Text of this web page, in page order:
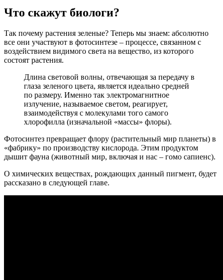
Что скажут биологи?
Так почему растения зеленые? Теперь мы знаем: абсолютно
все они участвуют в фотосинтезе – процессе, связанном с
воздействием видимого света на вещество, из которого
состоят растения.
Длина световой волны, отвечающая за передачу в
глаза зеленого цвета, является идеально средней
по размеру. Именно так электромагнитное
излучение, называемое светом, реагирует,
взаимодействуя с молекулами того самого
хлорофилла (изначальной «массы» флоры).
Фотосинтез превращает флору (растительный мир планеты) в
«фабрику» по производству кислорода. Этим продуктом
дышит фауна (животный мир, включая и нас – гомо сапиенс).
О химических веществах, рождающих данный пигмент, будет
рассказано в следующей главе.